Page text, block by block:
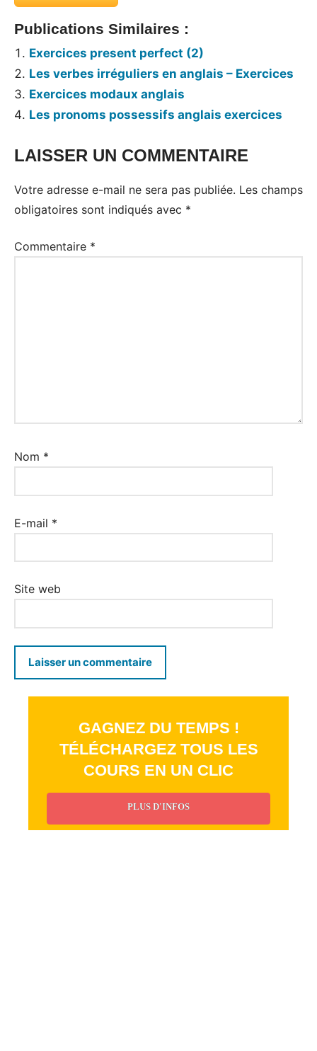
Publications Similaires :
Exercices present perfect (2)
Les verbes irréguliers en anglais – Exercices
Exercices modaux anglais
Les pronoms possessifs anglais exercices
Tags:
LAISSER UN COMMENTAIRE
Votre adresse e-mail ne sera pas publiée. Les champs
obligatoires sont indiqués avec *
Commentaire *
Nom *
E-mail *
Site web
GAGNEZ DU TEMPS !
TÉLÉCHARGEZ TOUS LES
COURS EN UN CLIC
PLUS D'INFOS